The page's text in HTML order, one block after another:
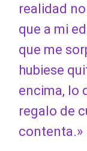
realidad
que a mi
que me
hubiese
encima, lo
regalo de
contenta.»